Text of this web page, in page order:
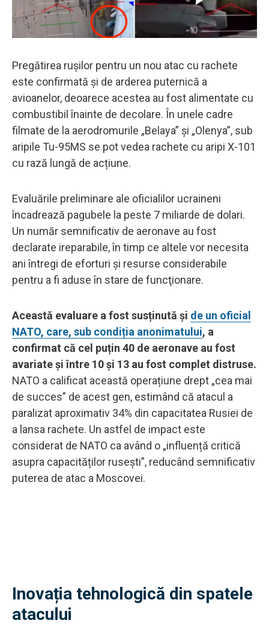
Pregătirea rușilor pentru un nou atac cu rachete
este confirmată și de arderea puternică a
avioanelor, deoarece acestea au fost alimentate cu
combustibil înainte de decolare. În unele cadre
filmate de la aerodromurile „Belaya” și „Olenya”, sub
aripile Tu-95MS se pot vedea rachete cu aripi X-101
cu rază lungă de acțiune.
Evaluările preliminare ale oficialilor ucraineni
încadrează pagubele la peste 7 miliarde de dolari.
Un număr semnificativ de aeronave au fost
declarate ireparabile, în timp ce altele vor necesita
ani întregi de eforturi și resurse considerabile
pentru a fi aduse în stare de funcţionare.
Această evaluare a fost susținută și de un oficial
NATO, care, sub condiția anonimatului, a
confirmat că cel puțin 40 de aeronave au fost
avariate și între 10 și 13 au fost complet distruse.
NATO a calificat această operațiune drept „cea mai
de succes” de acest gen, estimând că atacul a
paralizat aproximativ 34% din capacitatea Rusiei de
a lansa rachete. Un astfel de impact este
considerat de NATO ca având o „influență critică
asupra capacităților rusești”, reducând semnificativ
puterea de atac a Moscovei.
Inovația tehnologică din spatele
atacului